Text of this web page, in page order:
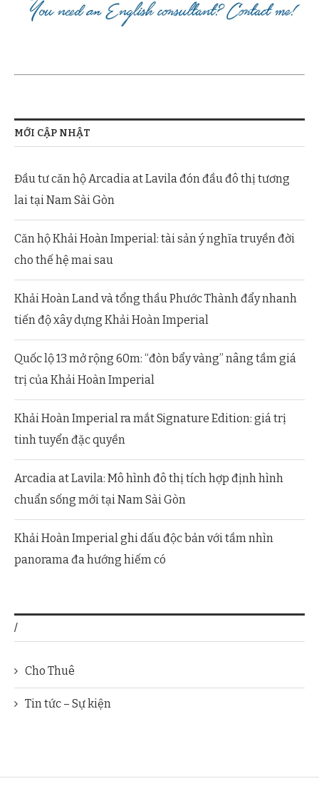
MỚI CẬP NHẬT
Đầu tư căn hộ Arcadia at Lavila đón đầu đô thị tương
lai tại Nam Sài Gòn
Căn hộ Khải Hoàn Imperial: tài sản ý nghĩa truyền đời
cho thế hệ mai sau
Khải Hoàn Land và tổng thầu Phước Thành đẩy nhanh
tiến độ xây dựng Khải Hoàn Imperial
Quốc lộ 13 mở rộng 60m: “đòn bẩy vàng” nâng tầm giá
trị của Khải Hoàn Imperial
Khải Hoàn Imperial ra mắt Signature Edition: giá trị
tinh tuyển đặc quyền
Arcadia at Lavila: Mô hình đô thị tích hợp định hình
chuẩn sống mới tại Nam Sài Gòn
Khải Hoàn Imperial ghi dấu độc bản với tầm nhìn
panorama đa hướng hiếm có
/
Cho Thuê
Tin tức – Sự kiện